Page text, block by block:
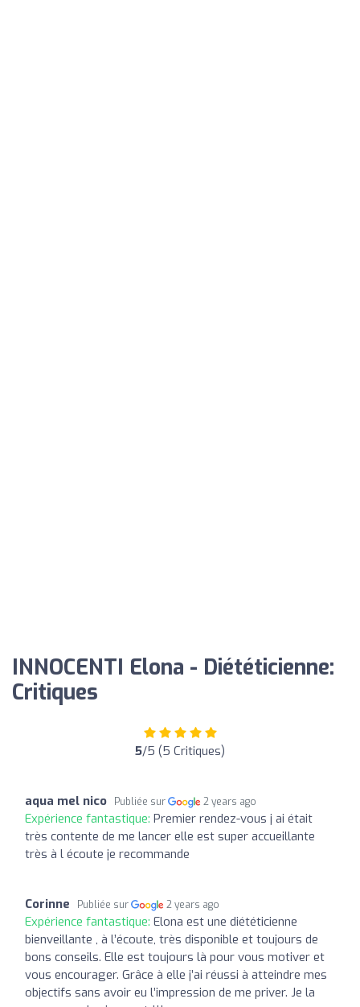
INNOCENTI Elona - Diététicienne:
Critiques
5/5 (5 Critiques)
aqua mel nico Publiée sur 2 years ago
Expérience fantastique: Premier rendez-vous j ai était
très contente de me lancer elle est super accueillante
très à l écoute je recommande
Corinne Publiée sur 2 years ago
Expérience fantastique: Elona est une diététicienne
bienveillante , à l’écoute, très disponible et toujours de
bons conseils. Elle est toujours là pour vous motiver et
vous encourager. Grâce à elle j’ai réussi à atteindre mes
objectifs sans avoir eu l’impression de me priver. Je la